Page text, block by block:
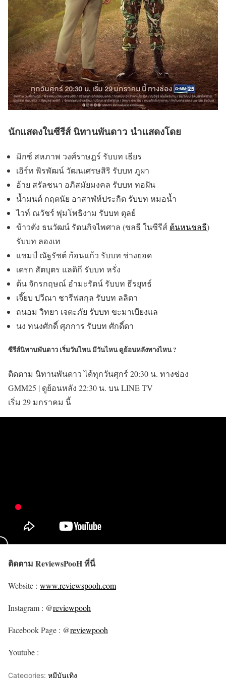
นักแสดงในซีรีส์ นิทานพันดาว นำแสดงโดย
มิกซ์ สหภาพ วงศ์ราษฎร์ รับบท เธียร
เอิร์ท พิรพัฒน์ วัฒนเศรษสิริ รับบท ภูผา
อ้าย สรัลชนา อภิสมัยมงคล รับบท ทอฝัน
น้ำมนต์ กฤตนัย อาสาฬห์ประกิต รับบท หมอน้ำ
ไวท์ ณวัชร์ พุ่มโพธิงาม รับบท ตุลย์
ข้าวตัง ธนวัฒน์ รัตนกิจไพศาล (ชลธี ในซีรีส์ ต้นหนชลธี)
รับบท ลองเท
แชมป์ ณัฐรัชต์ ก้อนแก้ว รับบท ช่างยอด
เดรก สัตบุตร แลดิกี รับบท หรั่ง
ต้น จักรกฤษณ์ อํามะรัตน์ รับบท ธีรยุทธ์
เจี๊ยบ ปวีณา ชารีฟสกุล รับบท ลลิตา
ถนอม วิทยา เจตะภัย รับบท ขะมาเบียงแล
นง ทนงศักดิ์ ศุภการ รับบท ศักดิ์ดา
ซีรีส์นิทานพันดาว เริ่มวันไหน มีวันไหน ดูย้อนหลังทางไหน ?
ติดตาม นิทานพันดาว ได้ทุกวันศุกร์ 20:30 น. ทางช่อง
GMM25 | ดูย้อนหลัง 22:30 น. บน LINE TV
เริ่ม 29 มกราคม นี้
ติดตาม ReviewsPooH ที่นี่
Website : www.reviewspooh.com
Instagram : @reviewpooh
Facebook Page : @reviewpooh
Youtube :
Categories: หมีบันเทิง